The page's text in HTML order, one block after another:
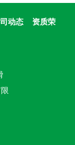
动态 资质荣